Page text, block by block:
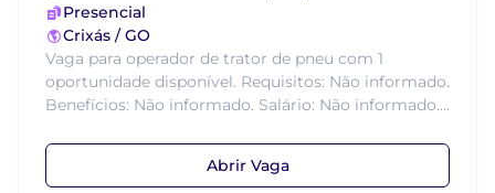
Presencial
Crixás / GO
Vaga para operador de trator de pneu com 1
oportunidade disponível. Requisitos: Não informado.
Benefícios: Não informado. Salário: Não informado....
Abrir Vaga